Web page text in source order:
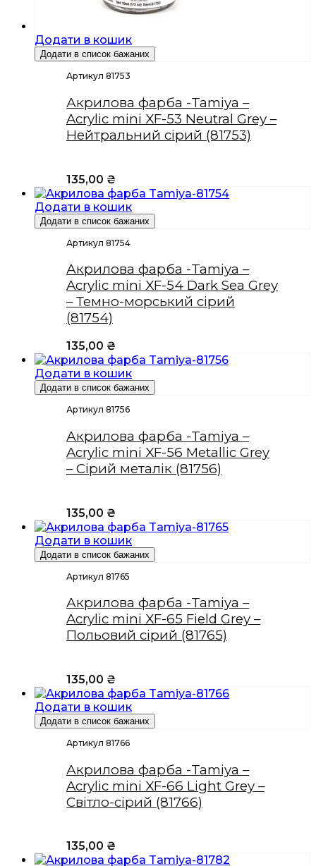
Додати в кошик
Додати в список бажаних
Артикул 81753
Акрилова фарба -Tamiya –
Acrylic mini XF-53 Neutral Grey –
Нейтральний сірий (81753)
135,00 ₴
Додати в кошик
Додати в список бажаних
Артикул 81754
Акрилова фарба -Tamiya –
Acrylic mini XF-54 Dark Sea Grey
– Темно-морський сірий
(81754)
135,00 ₴
Додати в кошик
Додати в список бажаних
Артикул 81756
Акрилова фарба -Tamiya –
Acrylic mini XF-56 Metallic Grey
– Сірий металік (81756)
135,00 ₴
Додати в кошик
Додати в список бажаних
Артикул 81765
Акрилова фарба -Tamiya –
Acrylic mini XF-65 Field Grey –
Польовий сірий (81765)
135,00 ₴
Додати в кошик
Додати в список бажаних
Артикул 81766
Акрилова фарба -Tamiya –
Acrylic mini XF-66 Light Grey –
Світло-сірий (81766)
135,00 ₴